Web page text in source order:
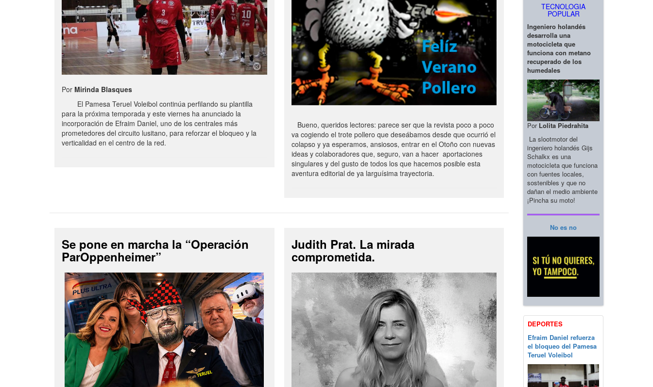
Por Mirinda Blasques
El Pamesa Teruel Voleibol continúa perfilando su plantilla
para la próxima temporada y este viernes ha anunciado la
incorporación de Efraim Daniel, uno de los centrales más
prometedores del circuito lusitano, para reforzar el bloqueo y la
verticalidad en el centro de la red.
Bueno, queridos lectores: parece ser que la revista poco a poco
va cogiendo el trote pollero que deseábamos desde que ocurrió el
colapso y ya esperamos, ansiosos, entrar en el Otoño con nuevas
ideas y colaboradores que, seguro, van a hacer aportaciones
singulares y del gusto de todos los que hacemos posible esta
aventura editorial de ya larguísima trayectoria.
Se pone en marcha la “Operación
ParOppenheimer”
Judith Prat. La mirada
comprometida.
TECNOLOGIA
POPULAR
Ingeniero holandés
desarrolla una
motocicleta que
funciona con metano
recuperado de los
humedales
Por Lolita Piedrahita
La slootmotor del
ingeniero holandés Gijs
Schalkx es una
motocicleta que funciona
con fuentes locales,
sostenibles y que no
dañan el medio ambiente
¡Pincha su moto!
No es no
DEPORTES
Efraim Daniel refuerza
el bloqueo del Pamesa
Teruel Voleibol